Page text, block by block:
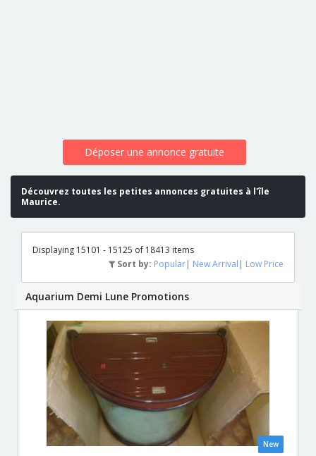
Déposer une annonce gratuite
Découvrez toutes les petites annonces gratuites à l'île
Maurice.
Displaying 15101 - 15125 of 18413 items
Sort by: Popular| New Arrival | Low Price
Aquarium Demi Lune Promotions
New